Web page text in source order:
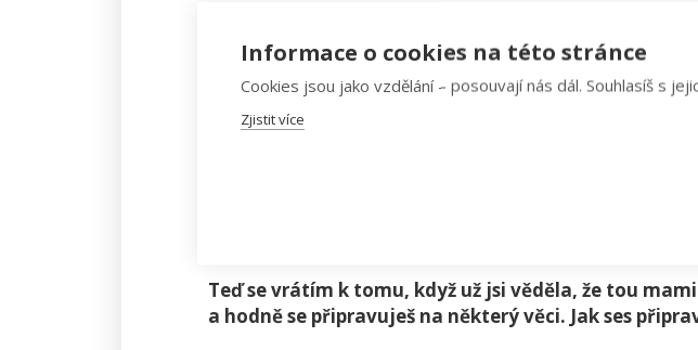
"Zvolili jsme si ten styl, jakým chceme Adama
pro nás tou jedinou hratelnou kartou byl
extrémně náročná disciplína. Ale chtěli jsme
Teď se vrátím k tomu, když už jsi věděla, že tou
a hodně se připravuješ na některý věci. Jak ses
Informace o cookies na této stránce
Cookies jsou jako vzdělání – posouvají nás dál. Souhlasíš s
Zjistit více